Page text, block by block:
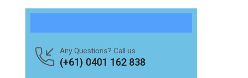
Any Questions? Call us
(+61) 0401 162 838